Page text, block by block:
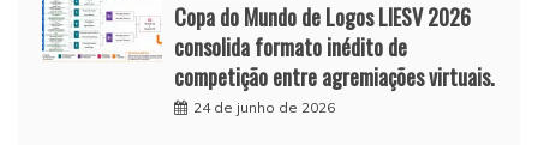
Copa do Mundo de Logos LIESV 2026
consolida formato inédito de
competição entre agremiações virtuais.
24 de junho de 2026